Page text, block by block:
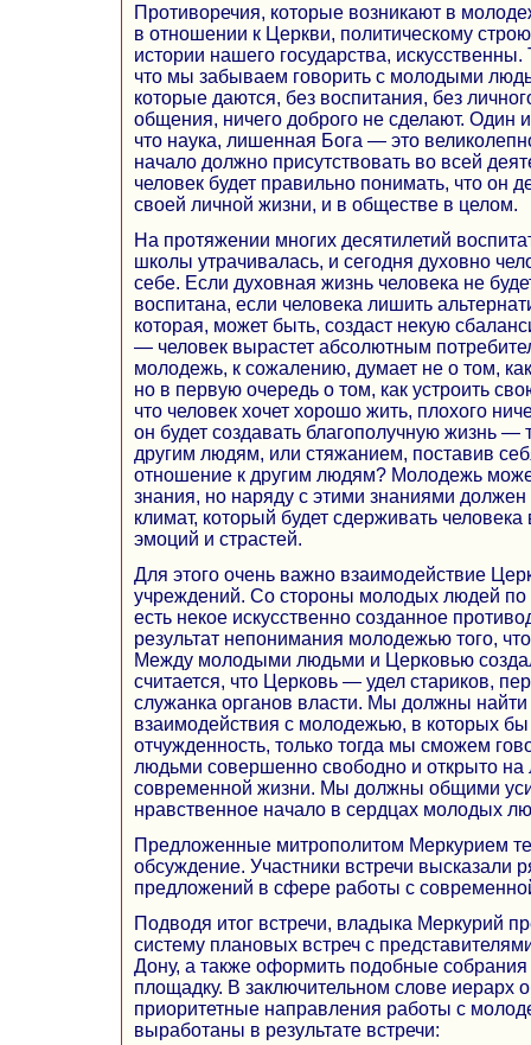
Противоречия, которые возникают в
в отношении к Церкви, политическому
истории нашего государства, искусственны.
что мы забываем говорить с молодыми
которые даются, без воспитания, без
общения, ничего доброго не сделают. Один
что наука, лишенная Бога — это
начало должно присутствовать во всей
человек будет правильно понимать, что он
своей личной жизни, и в обществе в целом.
На протяжении многих десятилетий
школы утрачивалась, и сегодня духовно
себе. Если духовная жизнь человека не
воспитана, если человека лишить
которая, может быть, создаст некую
— человек вырастет абсолютным
молодежь, к сожалению, думает не о том,
но в первую очередь о том, как устроить
что человек хочет хорошо жить, плохого
он будет создавать благополучную жизнь —
другим людям, или стяжанием, поставив
отношение к другим людям? Молодежь
знания, но наряду с этими знаниями
климат, который будет сдерживать
эмоций и страстей.
Для этого очень важно взаимодействие
учреждений. Со стороны молодых людей
есть некое искусственно созданное
результат непонимания молодежью того,
Между молодыми людьми и Церковью
считается, что Церковь — удел стариков,
служанка органов власти. Мы должны
взаимодействия с молодежью, в которых
отчужденность, только тогда мы сможем
людьми совершенно свободно и открыто
современной жизни. Мы должны общими
нравственное начало в сердцах молодых
Предложенные митрополитом Меркурием
обсуждение. Участники встречи высказали
предложений в сфере работы с
Подводя итог встречи, владыка Меркурий
систему плановых встреч с
Дону, а также оформить подобные собрания
площадку. В заключительном слове иерарх
приоритетные направления работы с
выработаны в результате встречи: